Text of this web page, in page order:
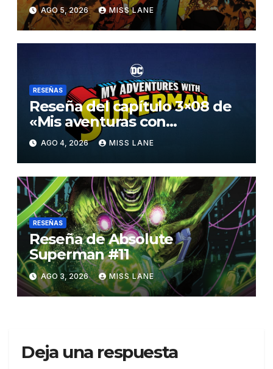
AGO 5, 2026 MISS LANE
RESEÑAS
Reseña del capítulo 3×08 de
«Mis aventuras con
Superman»
AGO 4, 2026 MISS LANE
RESEÑAS
Reseña de Absolute
Superman #11
AGO 3, 2026 MISS LANE
Deja una respuesta